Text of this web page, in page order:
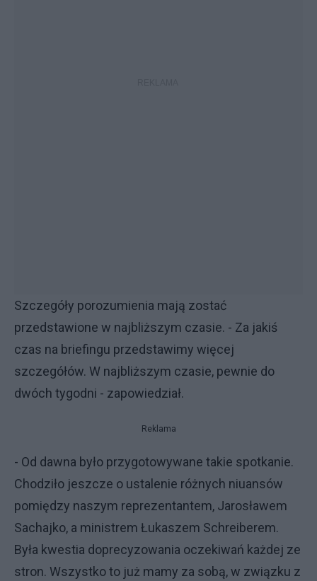
Szczegóły porozumienia mają zostać
przedstawione w najbliższym czasie. - Za jakiś
czas na briefingu przedstawimy więcej
szczegółów. W najbliższym czasie, pewnie do
dwóch tygodni - zapowiedział.
Reklama
- Od dawna było przygotowywane takie spotkanie.
Chodziło jeszcze o ustalenie różnych niuansów
pomiędzy naszym reprezentantem, Jarosławem
Sachajko, a ministrem Łukaszem Schreiberem.
Była kwestia doprecyzowania oczekiwań każdej ze
stron. Wszystko to już mamy za sobą, w związku z